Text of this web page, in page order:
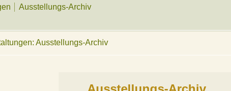
Ausstellungs-Archiv
Ausstellungs-Archiv